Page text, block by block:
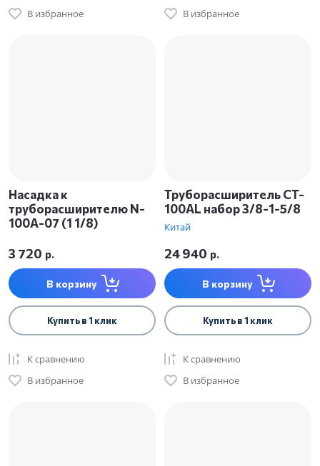
В избранное
В избранное
Насадка к
труборасширителю N-
100A-07 (1 1/8)
3 720 р.
В корзину
Купить в 1 клик
К сравнению
В избранное
Труборасширитель CT-
100AL набор 3/8-1-5/8
Китай
24 940 р.
В корзину
Купить в 1 клик
К сравнению
В избранное